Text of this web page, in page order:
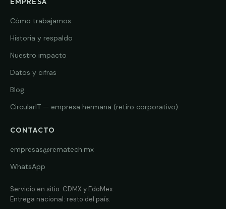
Cómo trabajamos
Historia y respaldo
Nuestro impacto
Datos y cifras
Blog
CircularIT — empresa hermana (retiro corporativo)
CONTACTO
empresas@rematech.mx
WhatsApp
Servicio en sitio: CDMX y EdoMex.
Entrega nacional: resto del país.